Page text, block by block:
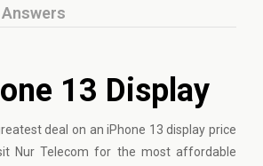
13 Display
deal on aniPhone 13 display price
Nur Telecom for the most affordable